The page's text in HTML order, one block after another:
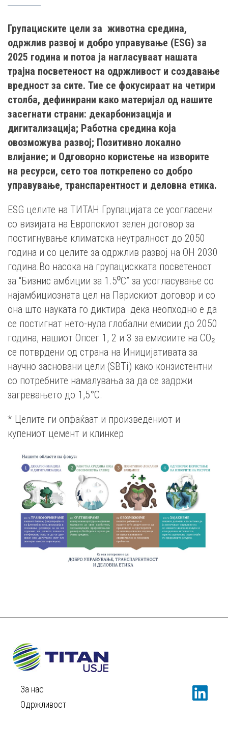
Групациските цели за животна средина,
одржлив развој и добро управување (ESG) за
2025 година и потоа ја нагласуваат нашата
трајна посветеност на одржливост и создавање
вредност за сите. Тие се фокусираат на четири
столба, дефинирани како материјал од нашите
засегнати страни: декарбонизација и
дигитализација; Работна средина која
овозможува развој; Позитивно локално
влијание; и Одговорно користење на изворите
на ресурси, сето тоа поткрепено со добро
управување, транспарентност и деловна етика.
ESG целите на ТИТАН Групацијата се усогласени
со визијата на Европскиот зелен договор за
постигнување климатска неутралност до 2050
година и со целите за одржлив развој на ОН 2030
година.Во насока на групацискката посветеност
за “Бизнис амбиции за 1.5⁰С” за усогласување со
најамбициозната цел на Парискиот договор и со
она што науката го диктира дека неопходно е да
се постигнат нето-нула глобални емисии до 2050
година, нашиот Опсег 1, 2 и 3 за емисиите на CO₂
се потврдени од страна на Иницијативата за
научно засновани цели (SBTi) како конзистентни
со потребните намалувања за да се задржи
загревањето до 1,5°C.
* Целите ги опфаќаат и произведениот и
купениот цемент и клинкер
За нас
Одржливост